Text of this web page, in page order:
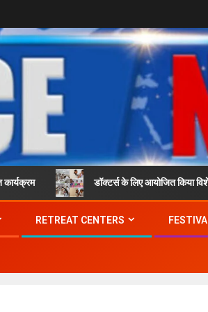
डॉक्टर्स के लिए आयोजित किया विशेष
RETREAT CENTERS